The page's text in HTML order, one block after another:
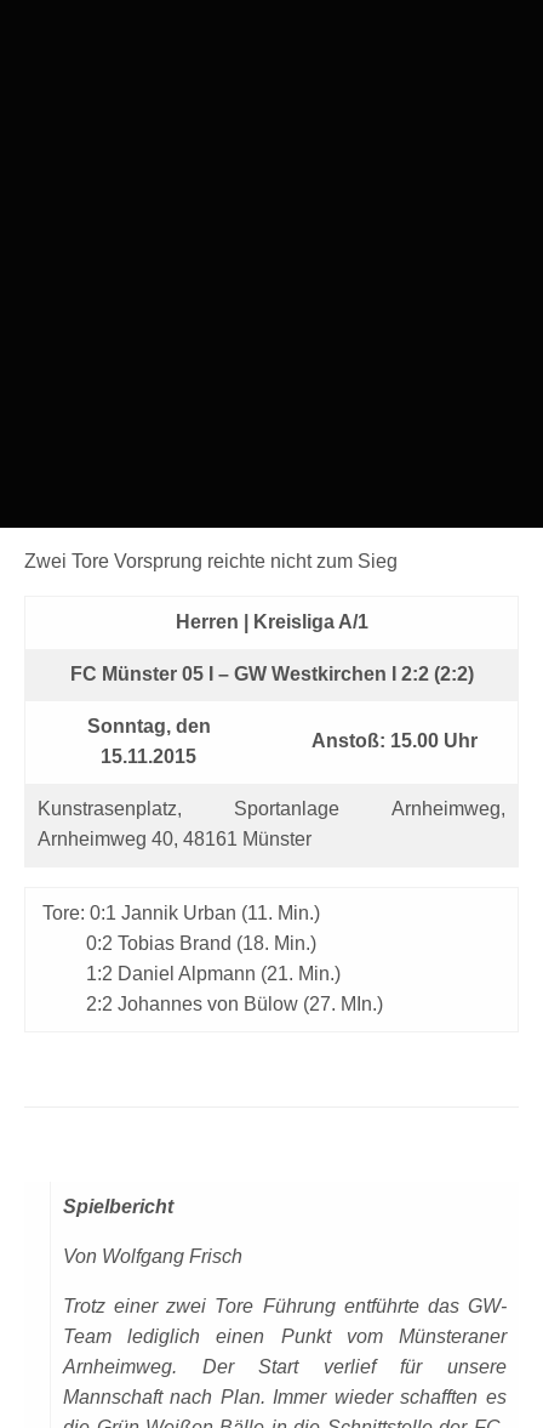
Zwei Tore Vorsprung reichte nicht zum Sieg
Herren | Kreisliga A/1
FC Münster 05 I – GW Westkirchen I 2:2 (2:2)
Sonntag, den
15.11.2015
Anstoß: 15.00 Uhr
Kunstrasenplatz, Sportanlage Arnheimweg,
Arnheimweg 40, 48161 Münster
Tore: 0:1 Jannik Urban (11. Min.)
0:2 Tobias Brand (18. Min.)
1:2 Daniel Alpmann (21. Min.)
2:2 Johannes von Bülow (27. MIn.)
Spielbericht
Von Wolfgang Frisch
Trotz einer zwei Tore Führung entführte das GW-
Team lediglich einen Punkt vom Münsteraner
Arnheimweg. Der Start verlief für unsere
Mannschaft nach Plan. Immer wieder schafften es